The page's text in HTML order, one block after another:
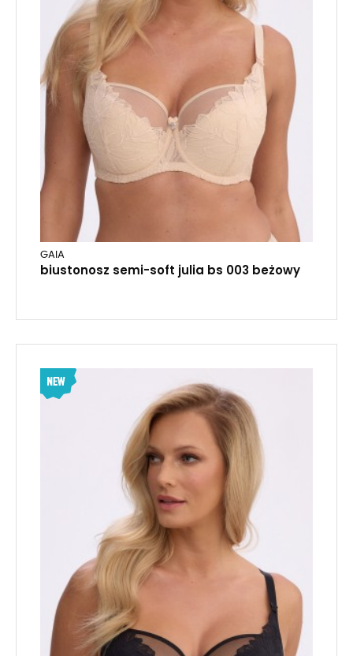
GAIA
biustonosz semi-soft julia bs 003 beżowy